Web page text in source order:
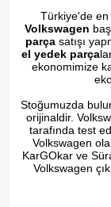
Türkiye'de en
Volkswagen
parçasatışı
el yedek parça
ekonomimize
Stoğumuzda
orijinaldir.
tarafında test
Volkswagen
KarGOkar ve
Volkswagen